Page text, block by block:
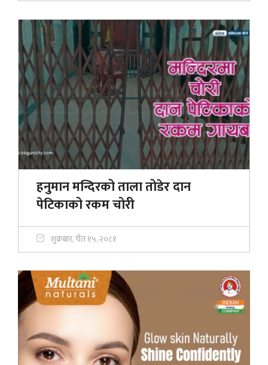
हनुमान मन्दिरको ताला तोडेर दान
पेटिकाको रकम चोरी
शुक्रबार, चैत १५, २०८१